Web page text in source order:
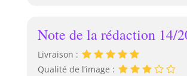
Note de la rédaction 14/
Livraison :
Qualité de l’image :